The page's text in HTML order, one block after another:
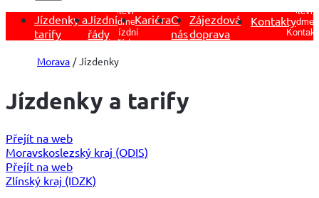
Jízdenky a
tarify
Jízdní
řády
Otevřít
podmenu
Jízdní
řády
KariéraO
nás
Zájezdová
doprava
Kontakty
Otevřít
Morava Jízdenky
Jízdenky a tarify
Přejít na web
Moravskoslezský kraj (ODIS)
Přejít na web
Zlínský kraj (IDZK)